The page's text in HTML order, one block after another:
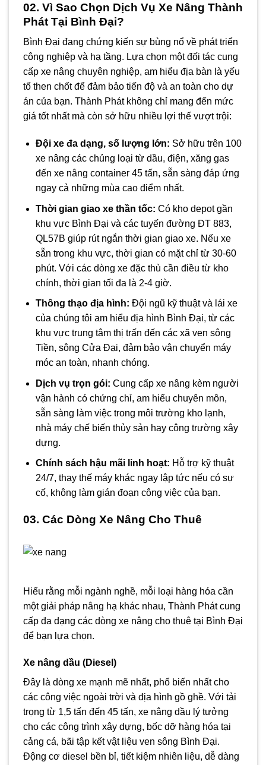
02. Vì Sao Chọn Dịch Vụ Xe Nâng Thành
Phát Tại Bình Đại?
Bình Đại đang chứng kiến sự bùng nổ về phát triển
công nghiệp và hạ tầng. Lựa chọn một đối tác cung
cấp xe nâng chuyên nghiệp, am hiểu địa bàn là yếu
tố then chốt để đảm bảo tiến độ và an toàn cho dự
án của bạn. Thành Phát không chỉ mang đến mức
giá tốt nhất mà còn sở hữu nhiều lợi thế vượt trội:
Đội xe đa dạng, số lượng lớn: Sở hữu trên 100
xe nâng các chủng loại từ dầu, điện, xăng gas
đến xe nâng container 45 tấn, sẵn sàng đáp ứng
ngay cả những mùa cao điểm nhất.
Thời gian giao xe thần tốc: Có kho depot gần
khu vực Bình Đại và các tuyến đường ĐT 883,
QL57B giúp rút ngắn thời gian giao xe. Nếu xe
sẵn trong khu vực, thời gian có mặt chỉ từ 30-60
phút. Với các dòng xe đặc thù cần điều từ kho
chính, thời gian tối đa là 2-4 giờ.
Thông thạo địa hình: Đội ngũ kỹ thuật và lái xe
của chúng tôi am hiểu địa hình Bình Đại, từ các
khu vực trung tâm thị trấn đến các xã ven sông
Tiền, sông Cửa Đại, đảm bảo vận chuyển máy
móc an toàn, nhanh chóng.
Dịch vụ trọn gói: Cung cấp xe nâng kèm người
vận hành có chứng chỉ, am hiểu chuyên môn,
sẵn sàng làm việc trong môi trường kho lạnh,
nhà máy chế biến thủy sản hay công trường xây
dựng.
Chính sách hậu mãi linh hoạt: Hỗ trợ kỹ thuật
24/7, thay thế máy khác ngay lập tức nếu có sự
cố, không làm gián đoạn công việc của bạn.
03. Các Dòng Xe Nâng Cho Thuê
Hiểu rằng mỗi ngành nghề, mỗi loại hàng hóa cần
một giải pháp nâng hạ khác nhau, Thành Phát cung
cấp đa dạng các dòng xe nâng cho thuê tại Bình Đại
để bạn lựa chọn.
Xe nâng dầu (Diesel)
Đây là dòng xe mạnh mẽ nhất, phổ biến nhất cho
các công việc ngoài trời và địa hình gồ ghề. Với tải
trọng từ 1,5 tấn đến 45 tấn, xe nâng dầu lý tưởng
cho các công trình xây dựng, bốc dỡ hàng hóa tại
cảng cá, bãi tập kết vật liệu ven sông Bình Đại.
Động cơ diesel bền bỉ, tiết kiệm nhiên liệu, dễ dàng